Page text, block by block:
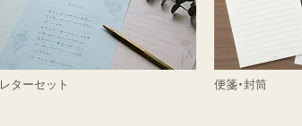
レターセット 便箋・封筒